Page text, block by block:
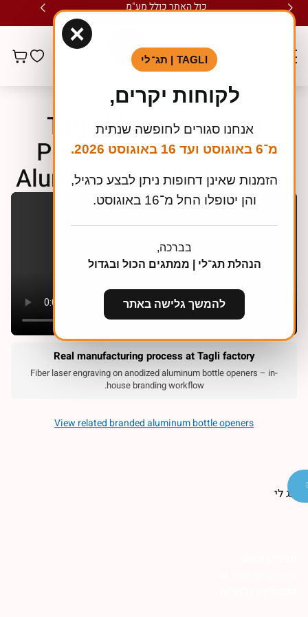
כול האתר כולל מע"מ
Tagli Manufacturing
Process – Fiber Laser
Aluminum Bottle Openers
Real manufacturing process at Tagli factory
Fiber laser engraving on anodized aluminum bottle openers – in-
house branding workflow.
View related branded aluminum bottle openers
×
TAGLI | תג־לי
לקוחות יקרים,
אנחנו סגורים לחופשה שנתית
מ־6 באוגוסט ועד 16 באוגוסט 2026.
הזמנות שאינן דחופות ניתן לבצע כרגיל,
והן יטופלו החל מ־16 באוגוסט.
בברכה,
הנהלת תג־לי | ממתגים הכול ובגדול
להמשך גלישה באתר